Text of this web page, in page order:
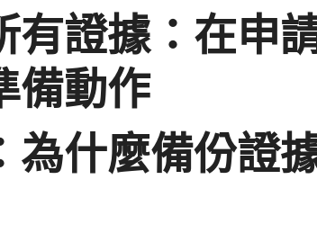
有證據：在申
備動作
為什麼備份證